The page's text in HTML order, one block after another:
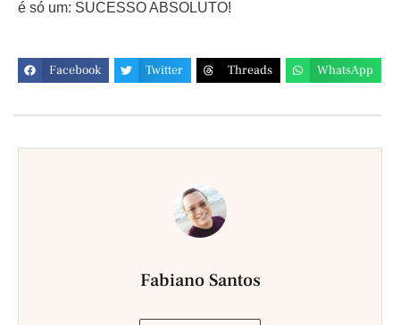
é só um: SUCESSO ABSOLUTO!
Facebook Twitter Threads WhatsApp
Fabiano Santos